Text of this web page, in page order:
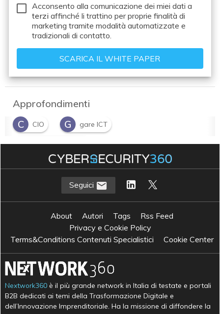
Acconsento alla comunicazione dei miei dati a
terzi affinché li trattino per proprie finalità di
marketing tramite modalità automatizzate e
tradizionali di contatto.
Approfondimenti
C
CIO G gare ICT
G gestione acquisti
Project management
Technology Procurement
Seguici
About Autori Tags
Rss Feed
Privacy e Cookie Policy
Terms&Conditions Contenuti Specialistici
Cookie Center
Nextwork360 è il più grande network in Italia di testate e portali
B2B dedicati ai temi della Trasformazione Digitale e
dell’Innovazione Imprenditoriale. Ha la missione di diffondere la